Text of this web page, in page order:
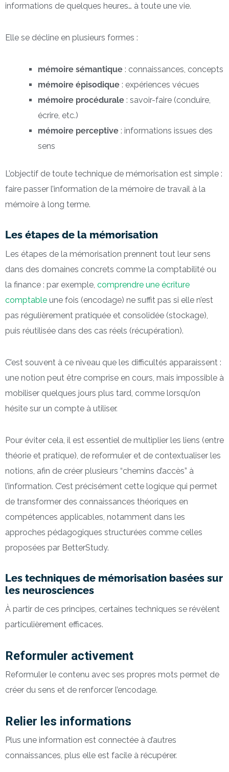
informations de quelques heures… à toute une vie.
Elle se décline en plusieurs formes :
mémoire sémantique : connaissances, concepts
mémoire épisodique : expériences vécues
mémoire procédurale : savoir-faire (conduire,
écrire, etc.)
mémoire perceptive : informations issues des
sens
L’objectif de toute technique de mémorisation est simple :
faire passer l’information de la mémoire de travail à la
mémoire à long terme.
Les étapes de la mémorisation
Les étapes de la mémorisation prennent tout leur sens
dans des domaines concrets comme la comptabilité ou
la finance : par exemple, comprendre une écriture
comptable une fois (encodage) ne suffit pas si elle n’est
pas régulièrement pratiquée et consolidée (stockage),
puis réutilisée dans des cas réels (récupération).
C’est souvent à ce niveau que les difficultés apparaissent :
une notion peut être comprise en cours, mais impossible à
mobiliser quelques jours plus tard, comme lorsqu’on
hésite sur un compte à utiliser.
Pour éviter cela, il est essentiel de multiplier les liens (entre
théorie et pratique), de reformuler et de contextualiser les
notions, afin de créer plusieurs “chemins d’accès” à
l’information. C’est précisément cette logique qui permet
de transformer des connaissances théoriques en
compétences applicables, notamment dans les
approches pédagogiques structurées comme celles
proposées par BetterStudy.
Les techniques de mémorisation basées sur
les neurosciences
À partir de ces principes, certaines techniques se révèlent
particulièrement efficaces.
Reformuler activement
Reformuler le contenu avec ses propres mots permet de
créer du sens et de renforcer l’encodage.
Relier les informations
Plus une information est connectée à d’autres
connaissances, plus elle est facile à récupérer.